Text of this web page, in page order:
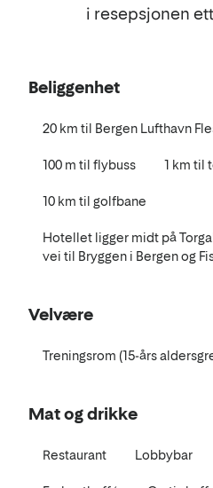
i resepsjonen
Beliggenhet
20 km til Bergen Lufthavn
100 m til flybuss 1 km til
10 km til golfbane
Hotellet ligger midt på
vei til Bryggen i Bergen og
Velvære
Treningsrom (15-års
Mat og drikke
Restaurant Lobbybar